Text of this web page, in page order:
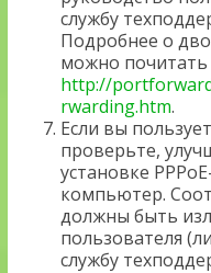
службу
Подробнее о
можно почитать
http://
rwarding.htm.
Если вы
проверьте,
установке
компьютер.
должны быть
пользователя
службу